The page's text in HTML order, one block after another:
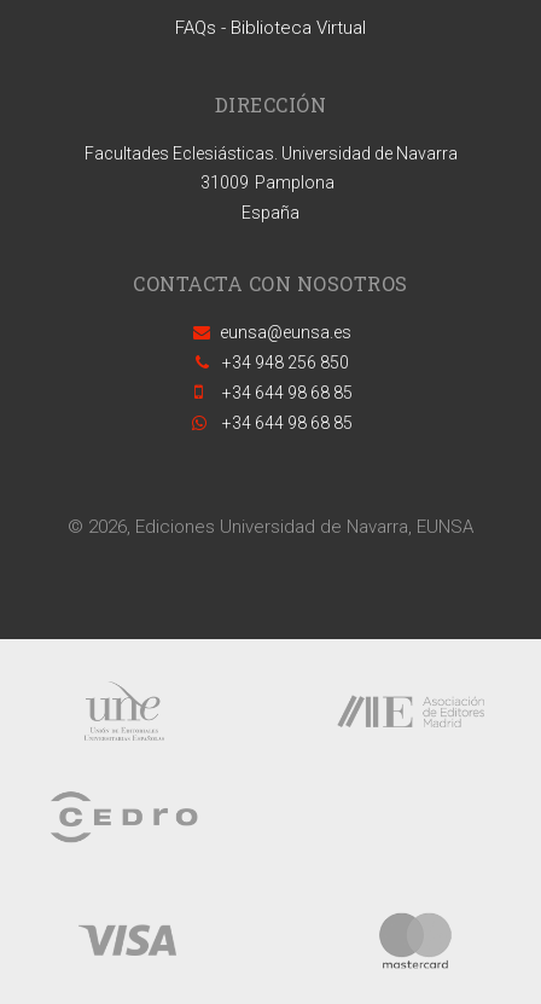
FAQs - Biblioteca Virtual
DIRECCIÓN
Facultades Eclesiásticas. Universidad de Navarra
31009 Pamplona
España
CONTACTA CON NOSOTROS
eunsa@eunsa.es
+34 948 256 850
+34 644 98 68 85
+34 644 98 68 85
© 2026, Ediciones Universidad de Navarra, EUNSA